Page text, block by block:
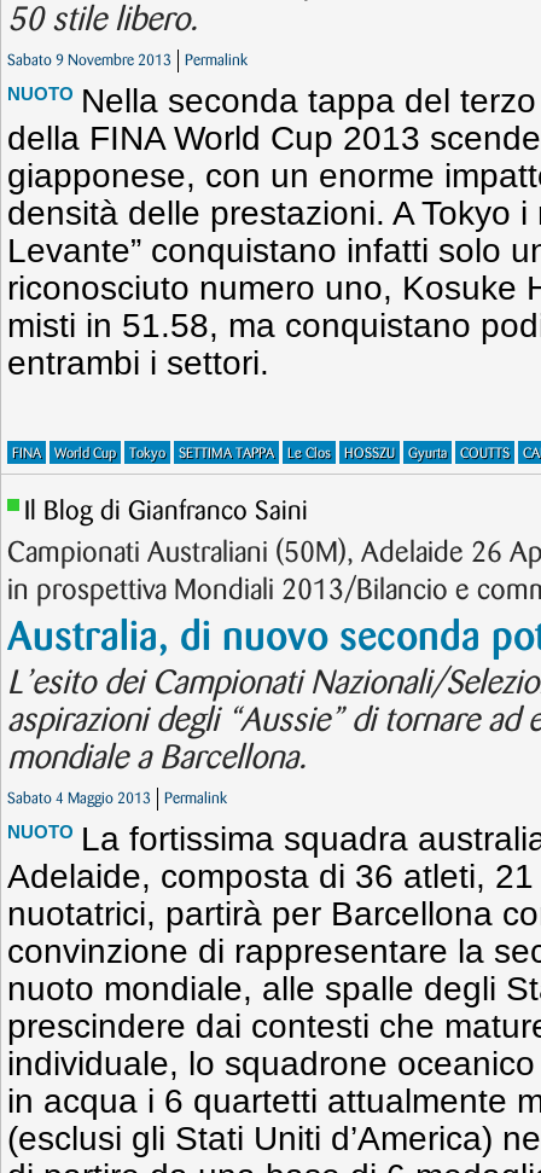
50 stile libero.
Sabato 9 Novembre 2013 Permalink
NUOTO Nella seconda tappa del
della FINA World Cup 2013
giapponese, con un enorme
densità delle prestazioni. A Tokyo
Levante” conquistano infatti solo
riconosciuto numero uno, Kosuke
misti in 51.58, ma conquistano
entrambi i settori.
FINA World Cup Tokyo SETTIMA TAPPA Le Clos HOSSZU Gyurta COUTTS
Il Blog di Gianfranco Saini
Campionati Australiani (50M), Adelaide 26
in prospettiva Mondiali 2013/Bilancio e
Australia, di nuovo seconda
L’esito dei Campionati Nazionali/
aspirazioni degli “Aussie” di tornare ad
mondiale a Barcellona.
Sabato 4 Maggio 2013 Permalink
NUOTO La fortissima squadra
Adelaide, composta di 36 atleti,
nuotatrici, partirà per Barcellona
convinzione di rappresentare la
nuoto mondiale, alle spalle degli
prescindere dai contesti che
individuale, lo squadrone
in acqua i 6 quartetti attualmente
(esclusi gli Stati Uniti d’America)